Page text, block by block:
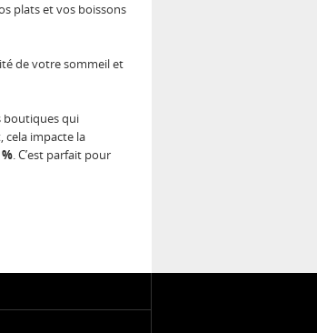
plats et vos boissons
de votre sommeil et
boutiques qui
cela impacte la
. C’est parfait pour